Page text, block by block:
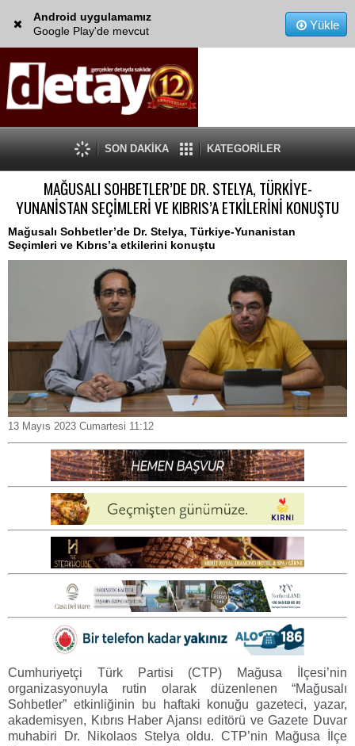
Android uygulamamız
Google Play'de mevcut
Yükle
SON DAKİKA KATEGORİLER
MAĞUSALI SOHBETLER’DE DR. STELYA, TÜRKİYE-
YUNANİSTAN SEÇİMLERİ VE KIBRIS’A ETKİLERİNİ KONUŞTU
Mağusalı Sohbetler’de Dr. Stelya, Türkiye-Yunanistan
Seçimleri ve Kıbrıs’a etkilerini konuştu
13 Mayıs 2023 Cumartesi 11:12
Cumhuriyetçi Türk Partisi (CTP) Mağusa İlçesi’nin
organizasyonuyla rutin olarak düzenlenen “Mağusalı
Sohbetler” etkinliğinin bu haftaki konuğu gazeteci, yazar,
akademisyen, Kıbrıs Haber Ajansı editörü ve Gazete Duvar
muhabiri Dr. Nikolaos Stelya oldu. CTP’nin Mağusa İlçe